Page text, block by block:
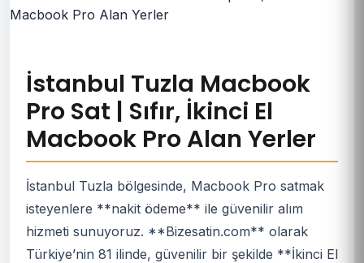
İstanbul Tuzla Macbook
Pro Sat | Sıfır, İkinci El
Macbook Pro Alan Yerler
İstanbul Tuzla bölgesinde, Macbook Pro satmak
isteyenlere **nakit ödeme** ile güvenilir alım
hizmeti sunuyoruz. **Bizesatin.com** olarak
Türkiye’nin 81 ilinde, güvenilir bir şekilde **İkinci El